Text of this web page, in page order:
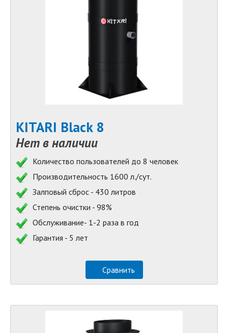
KITARI Black 8
Нет в наличии
Количество пользователей до 8 человек
Производительность 1600 л./сут.
Залповый сброс - 430 литров
Степень очистки - 98%
Обслуживание- 1-2 раза в год
Гарантия - 5 лет
Сравнить